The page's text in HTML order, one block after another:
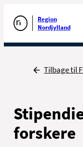
Gå til forsiden
Region
Nordjylland
Tilbage
Tilbage til
forskere